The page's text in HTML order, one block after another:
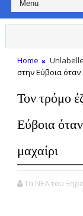
Home
στην Εύβοια
Τον τρόμο
Εύβοια
μαχαίρι
Τα ΝΕΑ του